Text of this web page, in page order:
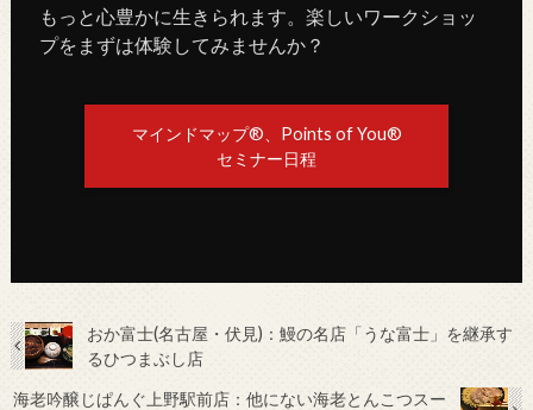
もっと心豊かに生きられます。楽しいワークショッ
プをまずは体験してみませんか？
マインドマップ®、Points of You®
セミナー日程
おか富士(名古屋・伏見)：鰻の名店「うな富士」を継承す
るひつまぶし店
海老吟醸じぱんぐ上野駅前店：他にない海老とんこつスー